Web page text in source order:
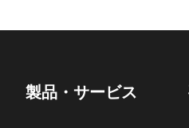
製品・サービス